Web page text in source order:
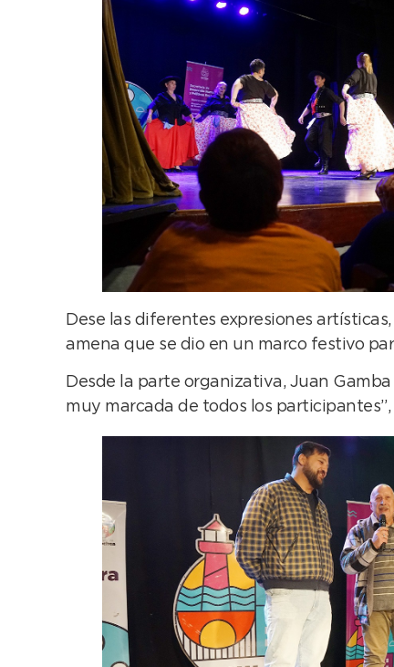
Dese las diferentes expresiones
amena que se dio en un marco festivo
Desde la parte organizativa, Juan
muy marcada de todos los